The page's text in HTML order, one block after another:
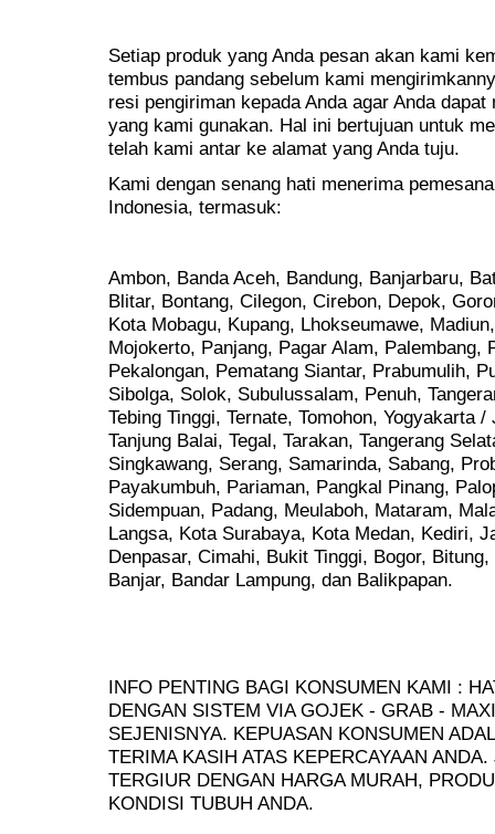
Setiap produk yang Anda pesan akan kami
tembus pandang sebelum kami
resi pengiriman kepada Anda agar Anda
yang kami gunakan. Hal ini bertujuan untuk
telah kami antar ke alamat yang Anda tuju.
Kami dengan senang hati menerima
Indonesia, termasuk:
Ambon, Banda Aceh, Bandung, Banjarbaru,
Blitar, Bontang, Cilegon, Cirebon, Depok,
Kota Mobagu, Kupang, Lhokseumawe,
Mojokerto, Panjang, Pagar Alam, Palembang,
Pekalongan, Pematang Siantar, Prabumulih,
Sibolga, Solok, Subulussalam, Penuh,
Tebing Tinggi, Ternate, Tomohon, Yogyakarta
Tanjung Balai, Tegal, Tarakan, Tangerang
Singkawang, Serang, Samarinda, Sabang,
Payakumbuh, Pariaman, Pangkal Pinang,
Sidempuan, Padang, Meulaboh, Mataram,
Langsa, Kota Surabaya, Kota Medan, Kediri,
Denpasar, Cimahi, Bukit Tinggi, Bogor,
Banjar, Bandar Lampung, dan Balikpapan.
INFO PENTING BAGI KONSUMEN KAMI :
DENGAN SISTEM VIA GOJEK - GRAB -
SEJENISNYA. KEPUASAN KONSUMEN
TERIMA KASIH ATAS KEPERCAYAAN
TERGIUR DENGAN HARGA MURAH,
KONDISI TUBUH ANDA.